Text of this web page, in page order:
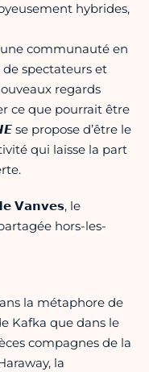
hybrides,
communauté en
spectateurs et
regards
ce que pourrait être
se propose d’être le
qui laisse la part
𝗩𝗮𝗻𝘃𝗲𝘀, le
hors-les-
la métaphore de
Kafka que dans le
compagnes de la
la